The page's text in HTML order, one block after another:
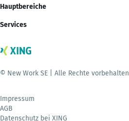
Hauptbereiche
Services
© New Work SE | Alle Rechte vorbehalten
Impressum
AGB
Datenschutz bei XING